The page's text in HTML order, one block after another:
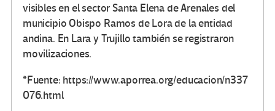
visibles en el sector Santa Elena de Arenales del
municipio Obispo Ramos de Lora de la entidad
andina. En Lara y Trujillo también se registraron
movilizaciones.
*Fuente: https://www.aporrea.org/educacion/n337
076.html